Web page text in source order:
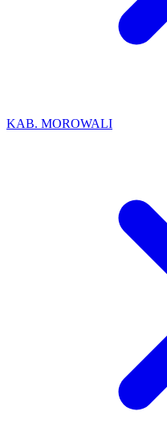
KAB. MOROWALI